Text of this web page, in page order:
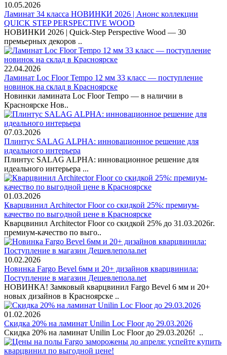
10.05.2026
Ламинат 34 класса НОВИНКИ 2026 | Анонс коллекции
QUICK STEP PERSPECTIVE WOOD
НОВИНКИ 2026 | Quick-Step Perspective Wood — 30
премьерных декоров ..
22.04.2026
Ламинат Loc Floor Tempo 12 мм 33 класс — поступление
новинок на склад в Красноярске
Новинки ламината Loc Floor Tempo — в наличии в
Красноярске Нов..
07.03.2026
Плинтус SALAG ALPHA: инновационное решение для
идеального интерьера
Плинтус SALAG ALPHA: инновационное решение для
идеального интерьера ...
01.03.2026
Кварцвинил Architector Floor со скидкой 25%: премиум-
качество по выгодной цене в Красноярске
Кварцвинил Architector Floor со скидкой 25% до 31.03.2026г.
премиум-качество по выго..
10.02.2026
Новинка Fargo Bevel 6мм и 20+ дизайнов кварцвинила:
Поступление в магазин Дешевлепола.net
НОВИНКА! Замковый кварцвинил Fargo Bevel 6 мм и 20+
новых дизайнов в Красноярске ..
01.02.2026
Скидка 20% на ламинат Unilin Loc Floor до 29.03.2026
Скидка 20% на ламинат Unilin Loc Floor до 29.03.2026! ..